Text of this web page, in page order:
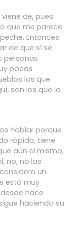
viene de, pues
que me parece
Entonces
de que sí se
personas
pocas
los que
son los que lo
hablar porque
rápido, tiene
aún el mismo,
no, no las
considero un
está muy
desde hace
haciendo su